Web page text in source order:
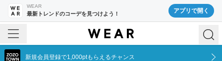
WEAR
最新トレンドのコーデを見つけよう！ アプリで開く
新規会員登録で1,000ptもらえるチャンス